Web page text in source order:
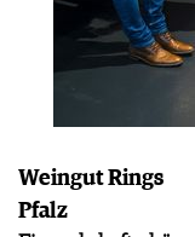
Weingut Rings
Pfalz